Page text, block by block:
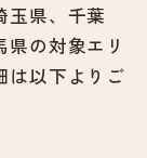
玉県、千葉
の対象エリ
は以下よりご